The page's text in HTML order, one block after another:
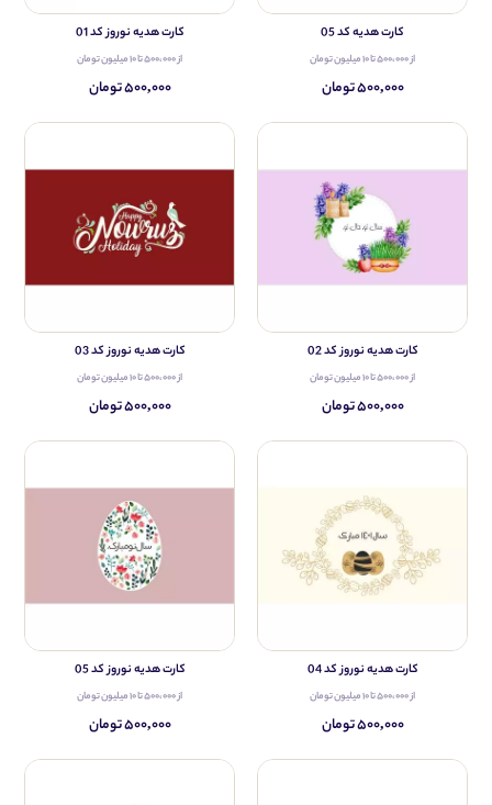
کارت هدیه کد 05
از ۵۰۰،۰۰۰ تا ۱۰ میلیون تومان
۵۰۰,۰۰۰ تومان
کارت هدیه نوروز کد 01
از ۵۰۰،۰۰۰ تا ۱۰ میلیون تومان
۵۰۰,۰۰۰ تومان
کارت هدیه نوروز کد 02
از ۵۰۰،۰۰۰ تا ۱۰ میلیون تومان
۵۰۰,۰۰۰ تومان
کارت هدیه نوروز کد 03
از ۵۰۰،۰۰۰ تا ۱۰ میلیون تومان
۵۰۰,۰۰۰ تومان
کارت هدیه نوروز کد 04
از ۵۰۰،۰۰۰ تا ۱۰ میلیون تومان
۵۰۰,۰۰۰ تومان
کارت هدیه نوروز کد 05
از ۵۰۰،۰۰۰ تا ۱۰ میلیون تومان
۵۰۰,۰۰۰ تومان